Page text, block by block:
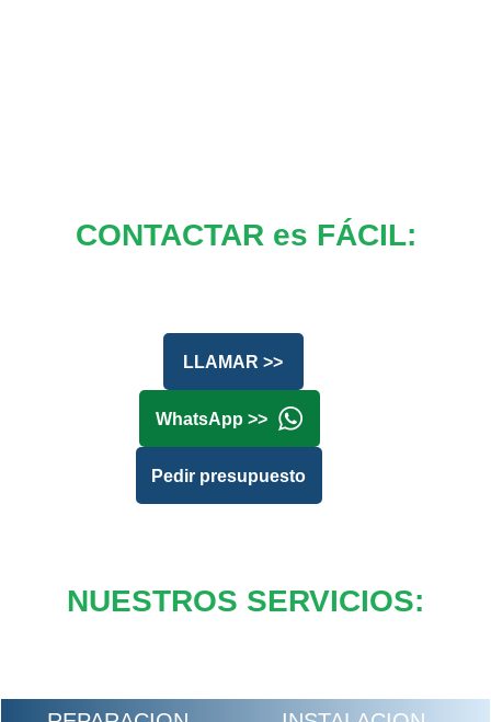
CONTACTAR es FÁCIL:
LLAMAR >>
WhatsApp >>
Pedir presupuesto
NUESTROS SERVICIOS: